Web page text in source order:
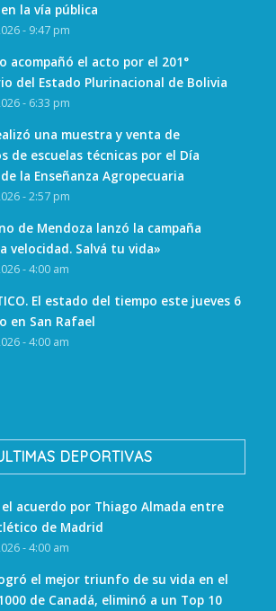
la vía pública
- 9:47 pm
acompañó el acto por el 201°
del Estado Plurinacional de Bolivia
- 6:33 pm
una muestra y venta de
de escuelas técnicas por el Día
la Enseñanza Agropecuaria
- 2:57 pm
de Mendoza lanzó la campaña
velocidad. Salvá tu vida»
- 4:00 am
El estado del tiempo este jueves 6
en San Rafael
- 4:00 am
DEPORTIVAS
el acuerdo por Thiago Almada entre
de Madrid
- 4:00 am
el mejor triunfo de su vida en el
de Canadá, eliminó a un Top 10